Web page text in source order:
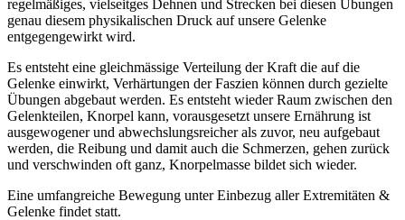
regelmäßiges, vielseitges Dehnen und Strecken bei diesen Übungen
genau diesem physikalischen Druck auf unsere Gelenke
entgegengewirkt wird.
Es entsteht eine gleichmässige Verteilung der Kraft die auf die
Gelenke einwirkt, Verhärtungen der Faszien können durch gezielte
Übungen abgebaut werden. Es entsteht wieder Raum zwischen den
Gelenkteilen, Knorpel kann, vorausgesetzt unsere Ernährung ist
ausgewogener und abwechslungsreicher als zuvor, neu aufgebaut
werden, die Reibung und damit auch die Schmerzen, gehen zurück
und verschwinden oft ganz, Knorpelmasse bildet sich wieder.
Eine umfangreiche Bewegung unter Einbezug aller Extremitäten &
Gelenke findet statt.